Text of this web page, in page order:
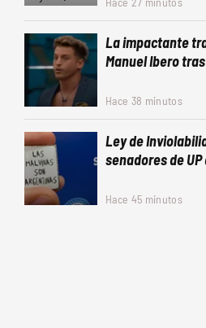
La impactante
Manuel Ibero
Hace 38 minutos
Ley de
senadores de
Hace 45 minutos